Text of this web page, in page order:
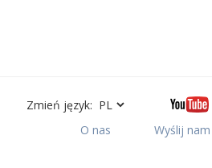
Zmień język:
O nas
Wyślij